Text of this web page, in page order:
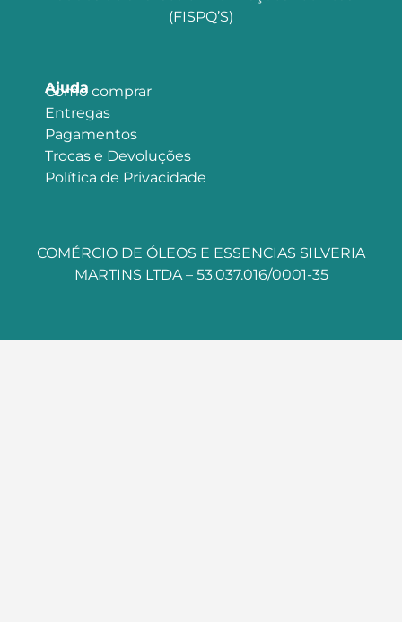
(FISPQ’S)
Ajuda
Como comprar
Entregas
Pagamentos
Trocas e Devoluções
Política de Privacidade
COMÉRCIO DE ÓLEOS E ESSENCIAS SILVERIA
MARTINS LTDA – 53.037.016/0001-35